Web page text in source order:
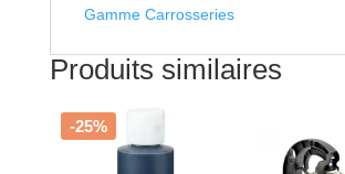
Gamme Carrosseries
Produits similaires
-25%